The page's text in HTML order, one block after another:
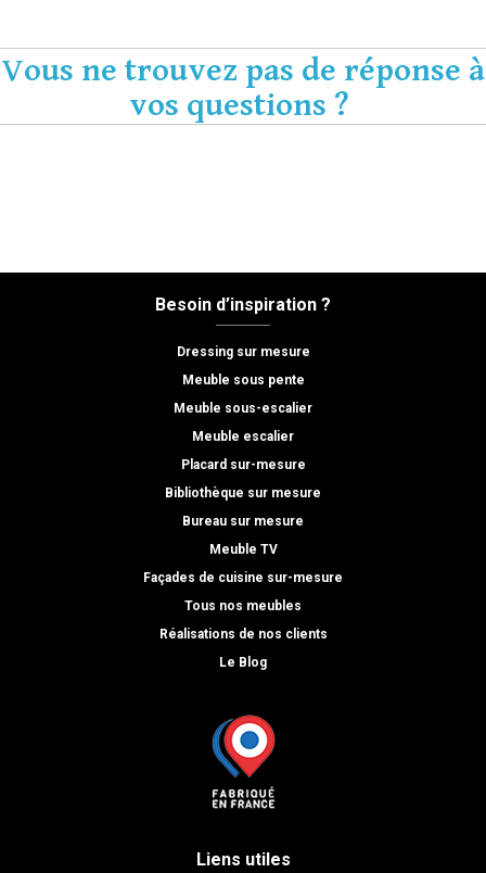
Vous ne trouvez pas de réponse à
vos questions ?
Besoin d’inspiration ?
Dressing sur mesure
Meuble sous pente
Meuble sous-escalier
Meuble escalier
Placard sur-mesure
Bibliothèque sur mesure
Bureau sur mesure
Meuble TV
Façades de cuisine sur-mesure
Tous nos meubles
Réalisations de nos clients
Le Blog
Liens utiles